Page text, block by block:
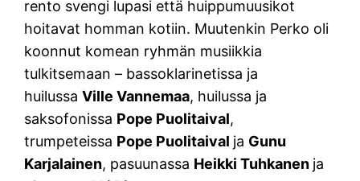
rento svengi lupasi että huippumuusikot
hoitavat homman kotiin. Muutenkin Perko oli
koonnut komean ryhmän musiikkia
tulkitsemaan – bassoklarinetissa ja
huilussaVille Vannemaa, huilussa ja
saksofonissa Pope Puolitaival,
trumpeteissa Pope Puolitaival ja Gunu
Karjalainen, pasuunassa Heikki Tuhkanen ja